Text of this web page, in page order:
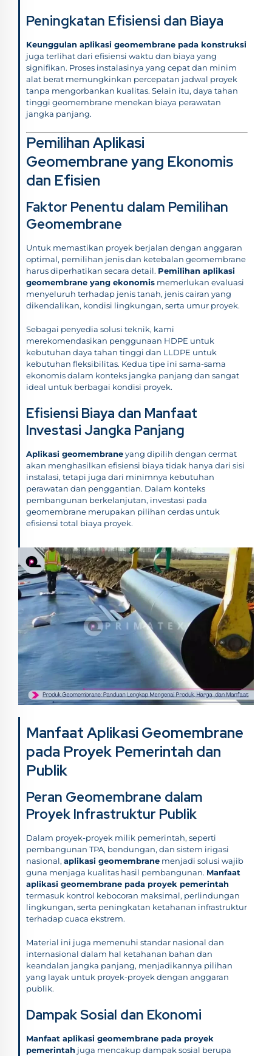
Peningkatan Efisiensi dan Biaya
Keunggulan aplikasi geomembrane pada konstruksi
juga terlihat dari efisiensi waktu dan biaya yang
signifikan. Proses instalasinya yang cepat dan minim
alat berat memungkinkan percepatan jadwal proyek
tanpa mengorbankan kualitas. Selain itu, daya tahan
tinggi geomembrane menekan biaya perawatan
jangka panjang.
Pemilihan Aplikasi
Geomembrane yang Ekonomis
dan Efisien
Faktor Penentu dalam Pemilihan
Geomembrane
Untuk memastikan proyek berjalan dengan anggaran
optimal, pemilihan jenis dan ketebalan geomembrane
harus diperhatikan secara detail. Pemilihan aplikasi
geomembrane yang ekonomis memerlukan evaluasi
menyeluruh terhadap jenis tanah, jenis cairan yang
dikendalikan, kondisi lingkungan, serta umur proyek.
Sebagai penyedia solusi teknik, kami
merekomendasikan penggunaan HDPE untuk
kebutuhan daya tahan tinggi dan LLDPE untuk
kebutuhan fleksibilitas. Kedua tipe ini sama-sama
ekonomis dalam konteks jangka panjang dan sangat
ideal untuk berbagai kondisi proyek.
Efisiensi Biaya dan Manfaat
Investasi Jangka Panjang
Aplikasi geomembraneyang dipilih dengan cermat
akan menghasilkan efisiensi biaya tidak hanya dari sisi
instalasi, tetapi juga dari minimnya kebutuhan
perawatan dan penggantian. Dalam konteks
pembangunan berkelanjutan, investasi pada
geomembrane merupakan pilihan cerdas untuk
efisiensi total biaya proyek.
Manfaat Aplikasi Geomembrane
pada Proyek Pemerintah dan
Publik
Peran Geomembrane dalam
Proyek Infrastruktur Publik
Dalam proyek-proyek milik pemerintah, seperti
pembangunan TPA, bendungan, dan sistem irigasi
nasional, aplikasi geomembrane menjadi solusi wajib
guna menjaga kualitas hasil pembangunan. Manfaat
aplikasi geomembrane pada proyek pemerintah
termasuk kontrol kebocoran maksimal, perlindungan
lingkungan, serta peningkatan ketahanan infrastruktur
terhadap cuaca ekstrem.
Material ini juga memenuhi standar nasional dan
internasional dalam hal ketahanan bahan dan
keandalan jangka panjang, menjadikannya pilihan
yang layak untuk proyek-proyek dengan anggaran
publik.
Dampak Sosial dan Ekonomi
Manfaat aplikasi geomembrane pada proyek
pemerintah juga mencakup dampak sosial berupa